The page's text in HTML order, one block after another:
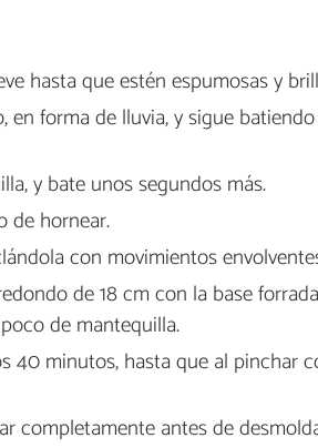
hasta que estén espumosas y
en forma de lluvia, y sigue
y bate unos segundos más.
de hornear.
con movimientos
de 18 cm con la base
de mantequilla.
40 minutos, hasta que al pinchar
completamente antes de